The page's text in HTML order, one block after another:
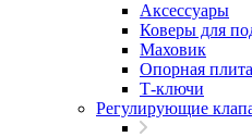
Аксессуары
Коверы для
Маховик
Опорная плита
Т-ключи
Регулирующие